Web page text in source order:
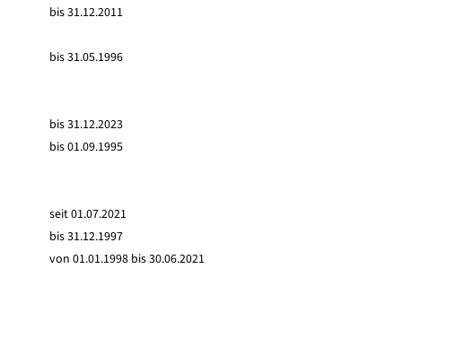
bis 31.12.2011
bis 31.05.1996
bis 31.12.2023
bis 01.09.1995
seit 01.07.2021
bis 31.12.1997
von 01.01.1998 bis 30.06.2021